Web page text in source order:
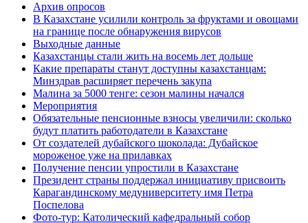
Архив опросов
В Казахстане усилили контроль за фруктами и овощами
на границе после обнаружения вирусов
Выходные данные
Казахстанцы стали жить на восемь лет дольше
Какие препараты станут доступны казахстанцам:
Минздрав расширяет перечень закупа
Малина за 5000 тенге: сезон малины начался
Мероприятия
Обязательные пенсионные взносы увеличили: сколько
будут платить работодатели в Казахстане
От создателей дубайского шоколада: Дубайское
мороженое уже на прилавках
Получение пенсии упростили в Казахстане
Президент страны поддержал инициативу присвоить
Карагандинскому медуниверситету имя Петра
Поспелова
Фото-тур: Католический кафедральный собор